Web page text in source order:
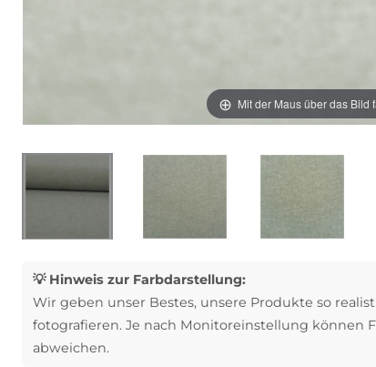
Mit der Maus über das Bild
💡 Hinweis zur Farbdarstellung:
Wir geben unser Bestes, unsere Produkte so
fotografieren. Je nach Monitoreinstellung können
abweichen.